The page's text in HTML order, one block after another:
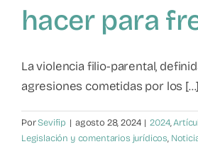
Mapa de recursos
Observatorio VFP
hacer para
La violencia filio-parental,
agresiones cometidas por los [...]
PorSevifip | agosto 28, 2024 | 2024,
Legislación y comentarios jurídicos,